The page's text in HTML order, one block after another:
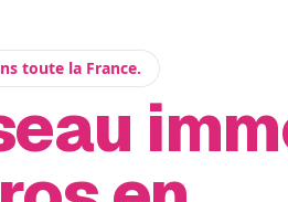
toute la France.